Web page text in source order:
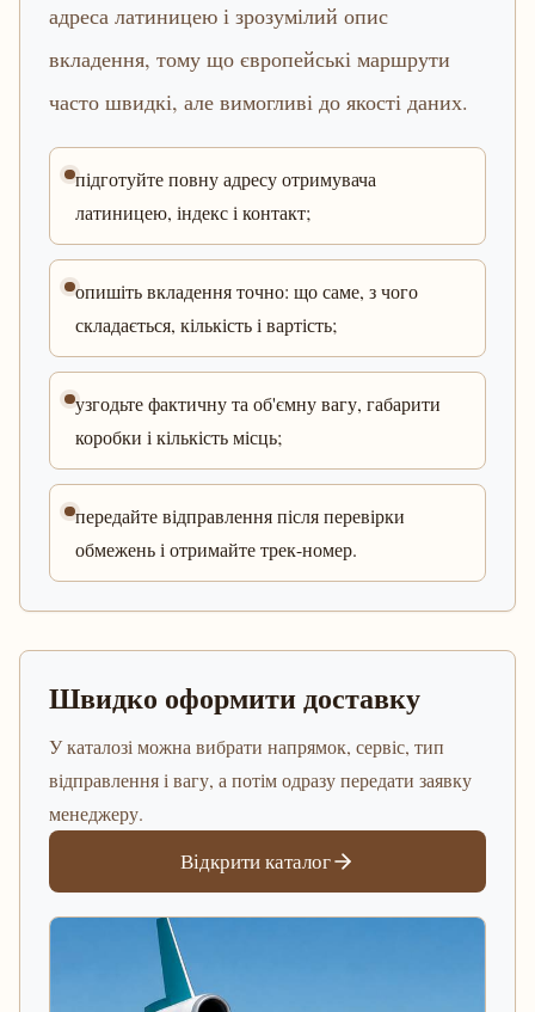
адреса латиницею і зрозумілий опис
вкладення, тому що європейські маршрути
часто швидкі, але вимогливі до якості даних.
підготуйте повну адресу отримувача
латиницею, індекс і контакт;
опишіть вкладення точно: що саме, з чого
складається, кількість і вартість;
узгодьте фактичну та об'ємну вагу, габарити
коробки і кількість місць;
передайте відправлення після перевірки
обмежень і отримайте трек-номер.
Швидко оформити доставку
У каталозі можна вибрати напрямок, сервіс, тип
відправлення і вагу, а потім одразу передати заявку
менеджеру.
Відкрити каталог